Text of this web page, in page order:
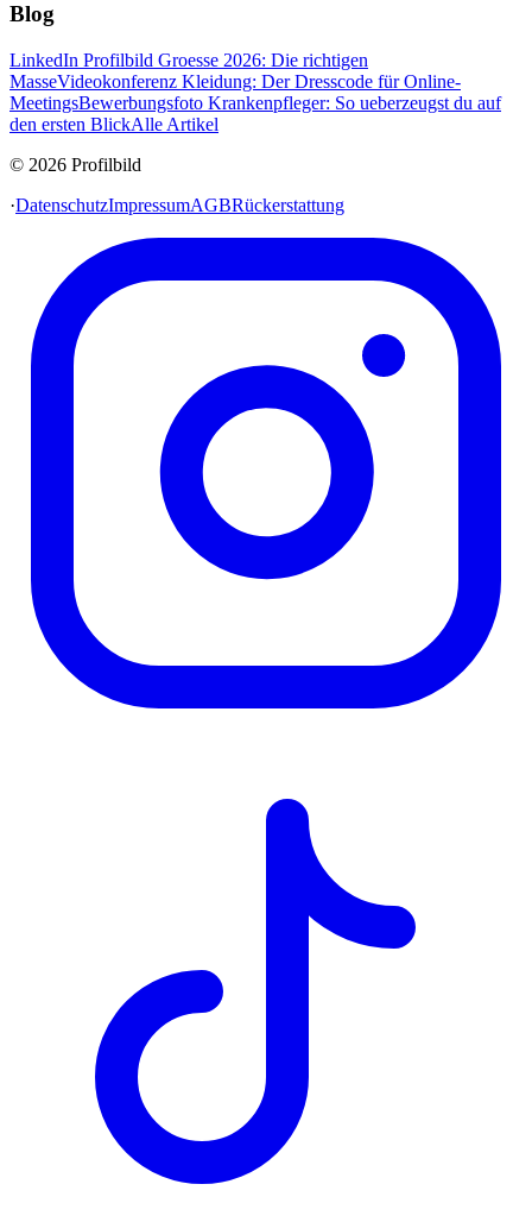
Blog
LinkedIn Profilbild Groesse 2026: Die richtigen
MasseVideokonferenz Kleidung: Der Dresscode für Online-
MeetingsBewerbungsfoto Krankenpfleger: So ueberzeugst du auf
den ersten BlickAlle Artikel
© 2026 Profilbild
·DatenschutzImpressumAGBRückerstattung